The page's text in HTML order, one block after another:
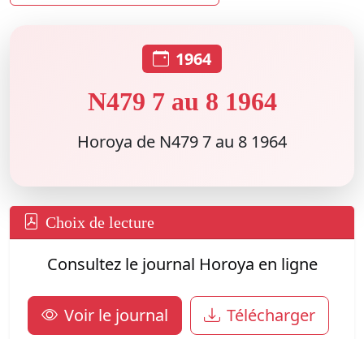
1964
N479 7 au 8 1964
Horoya de N479 7 au 8 1964
Choix de lecture
Consultez le journal Horoya en ligne
Voir le journal Télécharger